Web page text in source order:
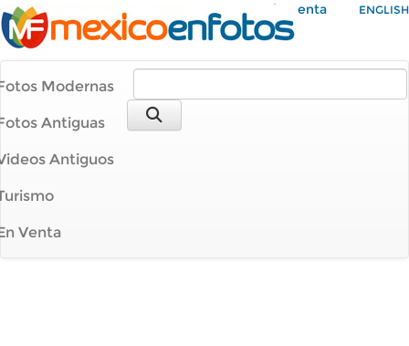
Mi Cuenta ENGLISH
Modernas
Antiguas
Antiguos
Venta